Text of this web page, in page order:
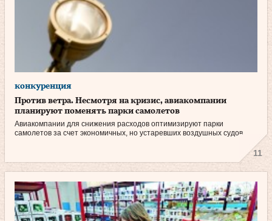
конкуренция
Против ветра. Несмотря на кризис, авиакомпании
планируют поменять парки самолетов
Авиакомпании для снижения расходов оптимизируют парки
самолетов за счет экономичных, но устаревших воздушных судов.
11